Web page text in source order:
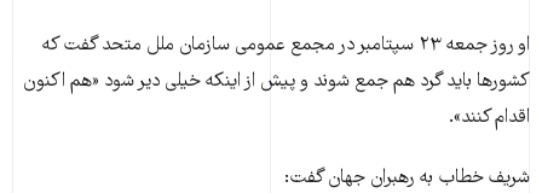
او روز جمعه ۲۳ سپتامبر در مجمع عمومی سازمان ملل متحد گفت که
کشورها باید گرد هم جمع شوند و پیش از اینکه خیلی دیر شود «هم اکنون
اقدام کنند».
شریف خطاب به رهبران جهان گفت: